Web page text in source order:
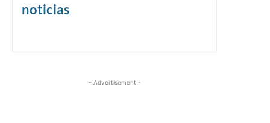
noticias
- Advertisement -